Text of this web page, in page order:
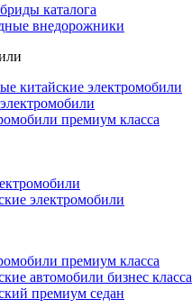
каталога
внедорожники
китайские электромобили
премиум класса
электромобили
премиум класса
автомобили бизнес класса
премиум седан